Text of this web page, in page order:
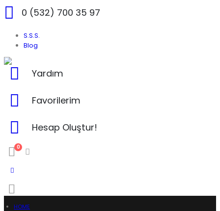
0 (532) 700 35 97
S.S.S.
Blog
Yardım
Favorilerim
Hesap Oluştur!
0
HOME